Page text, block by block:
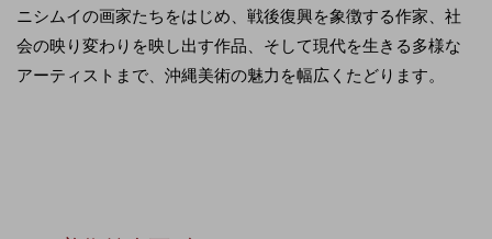
ニシムイの画家たちをはじめ、戦後復興を象徴する作家、社
会の映り変わりを映し出す作品、そして現代を生きる多様な
アーティストまで、沖縄美術の魅力を幅広くたどります。